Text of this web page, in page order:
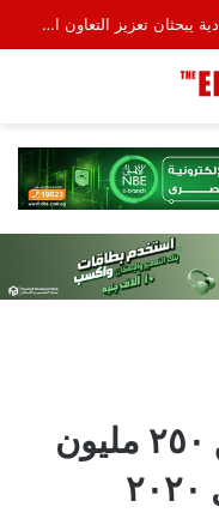
وزيرا الأوقاف والتخطيط والتنمية الاقتصادية يبحثان تعزيز التعاون المشترك لدعم جهود التنمية
AGD تستهدف تحقيق ٢٥٠ مليون